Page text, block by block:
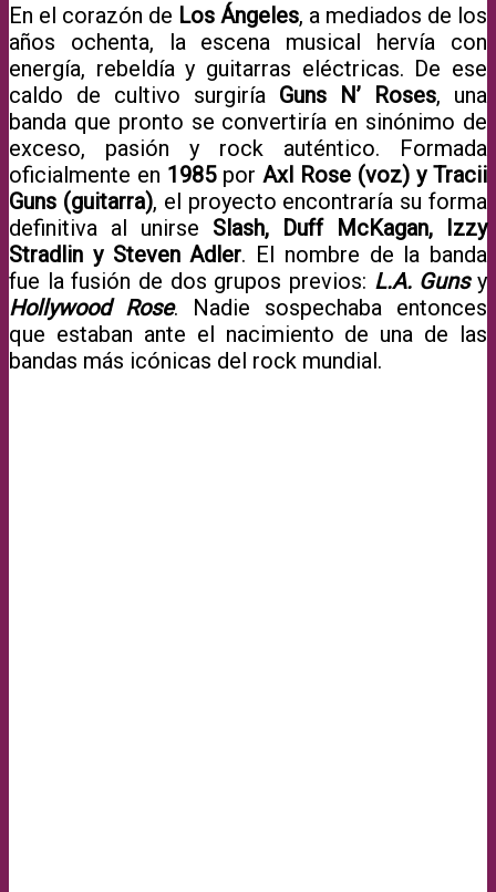
En el corazón de Los Ángeles, a mediados de los
años ochenta, la escena musical hervía con
energía, rebeldía y guitarras eléctricas. De ese
caldo de cultivo surgiría Guns N’ Roses, una
banda que pronto se convertiría en sinónimo de
exceso, pasión y rock auténtico. Formada
oficialmente en 1985por Axl Rose (voz) y Tracii
Guns (guitarra), el proyecto encontraría su forma
definitiva al unirse Slash, Duff McKagan, Izzy
Stradlin y Steven Adler. El nombre de la banda
fue la fusión de dos grupos previos: L.A. Gunsy
Hollywood Rose. Nadie sospechaba entonces
que estaban ante el nacimiento de una de las
bandas más icónicas del rock mundial.